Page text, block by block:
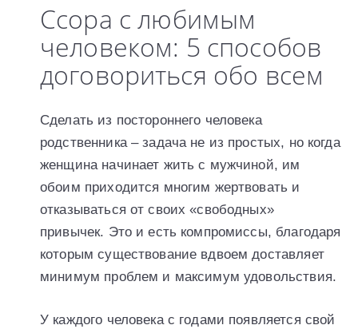
Ссора с любимым
человеком: 5 способов
договориться обо всем
Сделать из постороннего человека
родственника – задача не из простых, но когда
женщина начинает жить с мужчиной, им
обоим приходится многим жертвовать и
отказываться от своих «свободных»
привычек. Это и есть компромиссы, благодаря
которым существование вдвоем доставляет
минимум проблем и максимум удовольствия.
У каждого человека с годами появляется свой